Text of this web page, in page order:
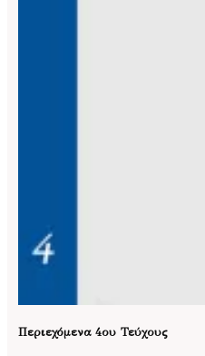
Περιεχόμενα 4ου Τεύχους